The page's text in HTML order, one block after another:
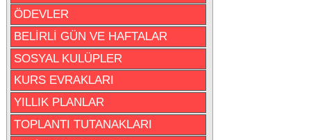
ÖDEVLER
BELİRLİ GÜN VE HAFTALAR
SOSYAL KULÜPLER
KURS EVRAKLARI
YILLIK PLANLAR
TOPLANTI TUTANAKLARI